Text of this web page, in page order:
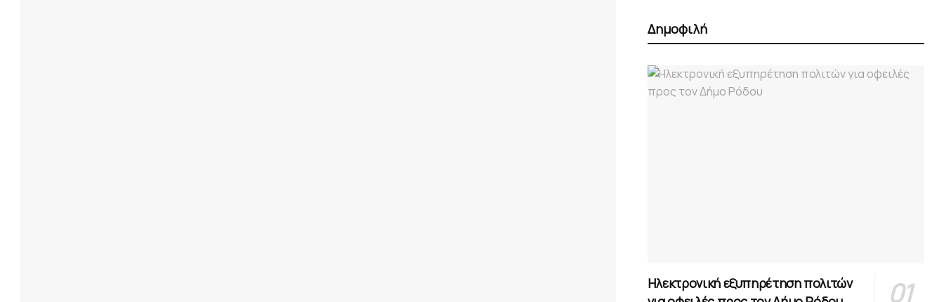
Δημοφιλή
Ηλεκτρονική εξυπηρέτηση πολιτών